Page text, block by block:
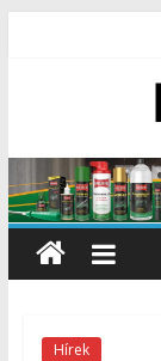
Hírek